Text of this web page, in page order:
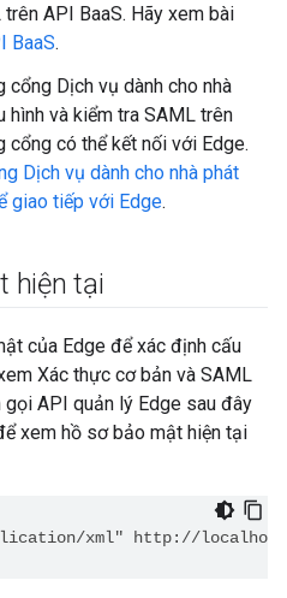
API BaaS. Hãy xem bài
BaaS.
cổng Dịch vụ dành cho nhà
hình và kiểm tra SAML trên
có thể kết nối với Edge.
Dịch vụ dành cho nhà phát
giao tiếp với Edge.
hiện tại
của Edge để xác định cấu
Xác thực cơ bản và SAML
API quản lý Edge sau đây
xem hồ sơ bảo mật hiện tại
xml" http://